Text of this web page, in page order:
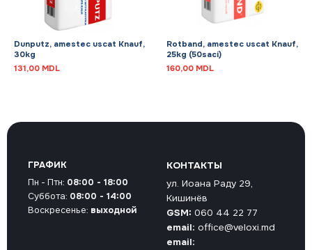
Dunputz, amestec uscat Knauf,
30kg
131,00 MDL
Rotband, amestec uscat Knauf,
25kg (50saci)
160,00 MDL
КОНТАКТЫ
ул. Иоана Раду 29,
Кишинёв
GSM: 060 44 22 77
email: office@veloxi.md
email:
ГРАФИК
Пн - Птн: 08:00 - 18:00
Суббота: 08:00 - 14:00
Воскресенье: выходной